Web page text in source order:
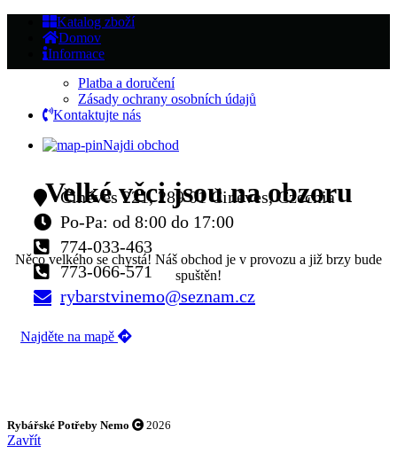
Katalog zboží
Domov
Informace
Platba a doručení
Zásady ochrany osobních údajů
Kontaktujte nás
Najdi obchod
Činěves 221, 289 01 Činěves, Czechia
Po-Pa: od 8:00 do 17:00
774-033-463
773-066-571
rybarstvinemo@seznam.cz
Najděte na mapě
Velké věci jsou na obzoru
Něco velkého se chystá! Náš obchod je v provozu a již brzy bude
spuštěn!
Rybářské Potřeby Nemo 2026
Zavřít